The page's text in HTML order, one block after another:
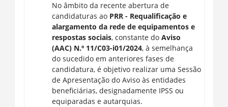
No âmbito da recente abertura de
candidaturas ao PRR - Requalificação e
alargamento da rede de equipamentos e
respostas sociais, constante do Aviso
(AAC) N.º 11/C03-i01/2024, à semelhança
do sucedido em anteriores fases de
candidatura, é objetivo realizar uma Sessão
de Apresentação do Aviso às entidades
beneficiárias, designadamente IPSS ou
equiparadas e autarquias.